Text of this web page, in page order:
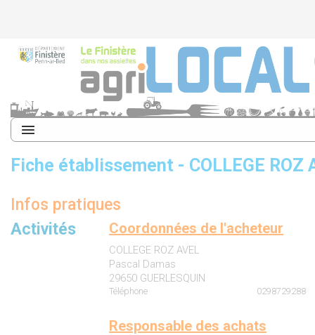
Fiche établissement - COLLEGE ROZ
Infos pratiques
Activités
Coordonnées de l'acheteur
COLLEGE ROZ AVEL
Pascal Damas
29650 GUERLESQUIN
Téléphone 0298729288
Responsable des achats